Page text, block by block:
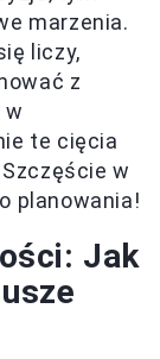
marzenia.
liczy,
z
w
te cięcia
w
planowania!
Jak